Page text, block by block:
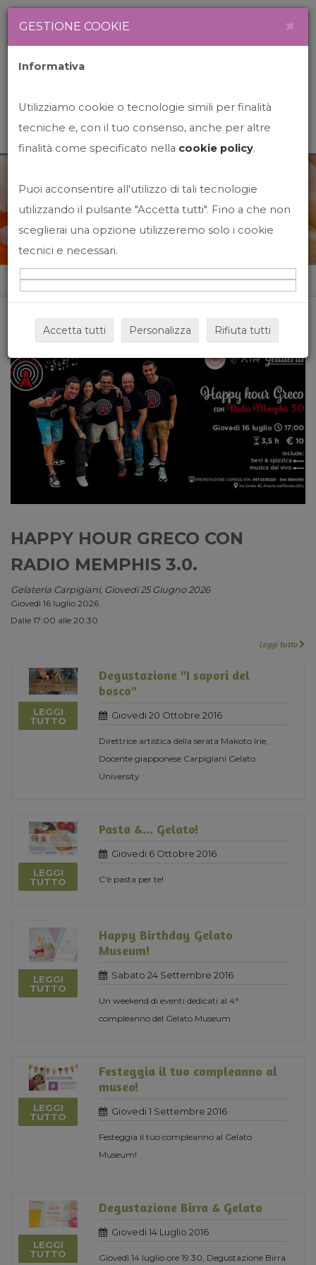
News&Events
Home News&events
HAPPY HOUR GRECO CON
RADIO MEMPHIS 3.0.
Gelateria Carpigiani, Giovedi 25 Giugno 2026
Giovedì 16 luglio 2026
Dalle 17:00 alle 20:30
Leggi tutto
LEGGI
TUTTO
Degustazione "I sapori del
bosco"
Giovedi 20 Ottobre 2016
Direttrice artistica della serata Makoto Irie,
Docente giapponese Carpigiani Gelato
University
LEGGI
TUTTO
Pasta &... Gelato!
Giovedi 6 Ottobre 2016
C'è pasta per te!
LEGGI
TUTTO
Happy Birthday Gelato
Museum!
Sabato 24 Settembre 2016
Un weekend di eventi dedicati al 4°
compleanno del Gelato Museum
LEGGI
TUTTO
Festeggia il tuo compleanno al
museo!
Giovedi 1 Settembre 2016
Festeggia il tuo compleanno al Gelato
Museum!
LEGGI
TUTTO
Degustazione Birra & Gelato
Giovedi 14 Luglio 2016
Giovedì 14 luglio ore 19.30, Degustazione Birra
GESTIONE COOKIE ×
Informativa
Utilizziamo cookie o tecnologie simili per finalità
tecniche e, con il tuo consenso, anche per altre
finalità come specificato nella cookie policy.
Puoi acconsentire all'utilizzo di tali tecnologie
utilizzando il pulsante "Accetta tutti". Fino a che non
sceglierai una opzione utilizzeremo solo i cookie
tecnici e necessari.
Accetta tutti Personalizza Rifiuta tutti